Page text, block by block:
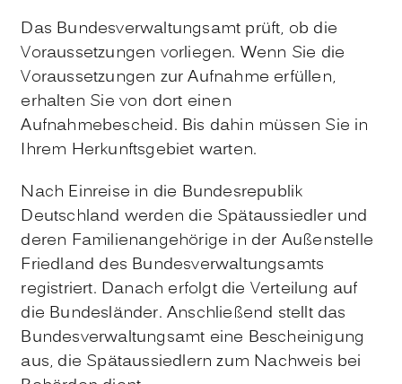
Das Bundesverwaltungsamt prüft, ob die
Voraussetzungen vorliegen. Wenn Sie die
Voraussetzungen zur Aufnahme erfüllen,
erhalten Sie von dort einen
Aufnahmebescheid. Bis dahin müssen Sie in
Ihrem Herkunftsgebiet warten.
Nach Einreise in die Bundesrepublik
Deutschland werden die Spätaussiedler und
deren Familienangehörige in der Außenstelle
Friedland des Bundesverwaltungsamts
registriert. Danach erfolgt die Verteilung auf
die Bundesländer. Anschließend stellt das
Bundesverwaltungsamt eine Bescheinigung
aus, die Spätaussiedlern zum Nachweis bei